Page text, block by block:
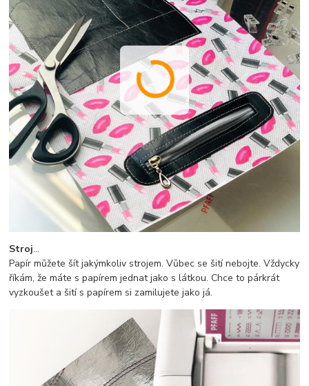
Stroj...
Papír můžete šít jakýmkoliv strojem. Vůbec se šití nebojte. Vždycky
říkám, že máte s papírem jednat jako s látkou. Chce to párkrát
vyzkoušet a šití s papírem si zamilujete jako já.